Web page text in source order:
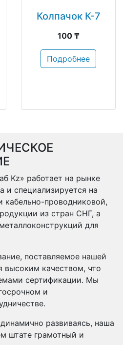
Колпачок К-7
100 ₸
Подробнее
Kz» работает на рынке
и специализируется на
кабельно-проводниковой,
из стран СНГ, а
для
поставляемое нашей
высоким качеством, что
сертификации. Мы
и
развиваясь, наша
штате грамотный и